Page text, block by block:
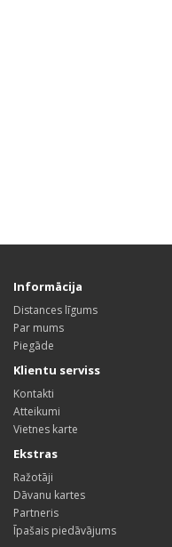
Informācija
Distances līgums
Par mums
Piegāde
Klientu serviss
Kontakti
Atteikumi
Vietnes karte
Ekstras
Ražotāji
Dāvanu kartes
Partneris
Īpašais piedāvājums